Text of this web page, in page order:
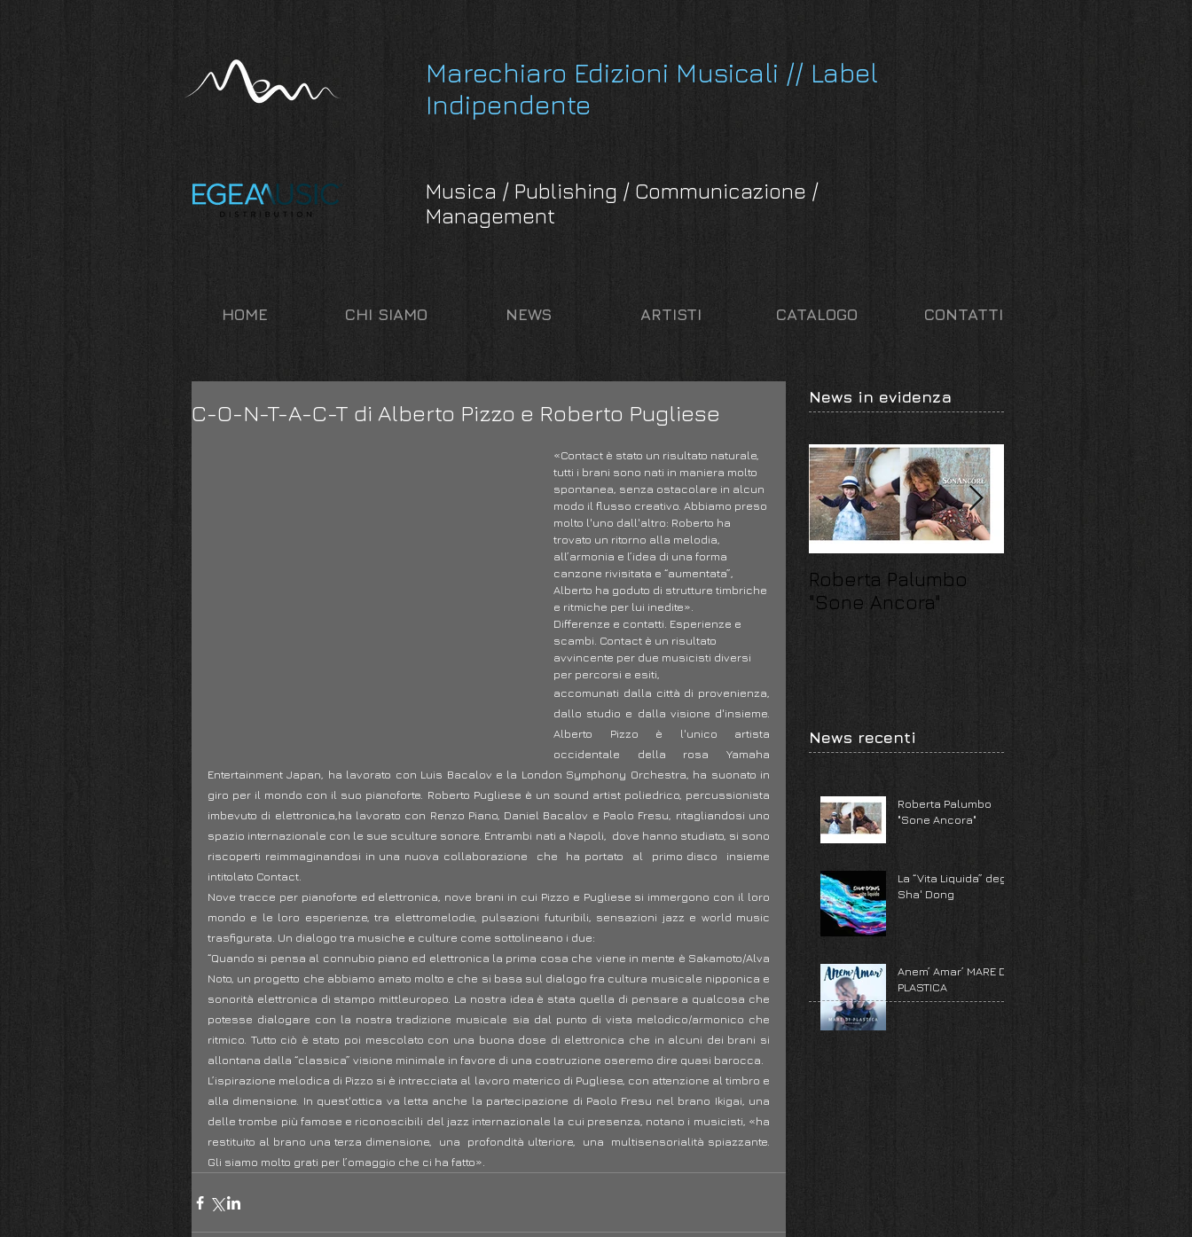
Marechiaro Edizioni Musicali // Label
Indipendente
Musica / Publishing / Communicazione /
Management
C-O-N-T-A-C-T di Alberto Pizzo e Roberto Pugliese
«Contact è stato un risultato naturale,
tutti i brani sono nati in maniera molto
spontanea, senza ostacolare in alcun
modo il flusso creativo. Abbiamo preso
molto l'uno dall'altro: Roberto ha
trovato un ritorno alla melodia,
all’armonia e l’idea di una forma
canzone rivisitata e “aumentata”,
Alberto ha goduto di strutture timbriche
e ritmiche per lui inedite».
Differenze e contatti. Esperienze e
scambi. Contact è un risultato
avvincente per due musicisti diversi
per percorsi e esiti,
accomunati dalla città di provenienza,
dallo studio e dalla visione d'insieme.
Alberto Pizzo è l'unico artista
occidentale della rosa Yamaha
Entertainment Japan, ha lavorato con Luis Bacalov e la London Symphony Orchestra, ha suonato in
giro per il mondo con il suo pianoforte. Roberto Pugliese è un sound artist poliedrico, percussionista
imbevuto di elettronica,ha lavorato con Renzo Piano, Daniel Bacalov e Paolo Fresu, ritagliandosi uno
spazio internazionale con le sue sculture sonore. Entrambi nati a Napoli,  dove hanno studiato, si sono
riscoperti reimmaginandosi in una nuova collaborazione  che  ha portato  al  primo disco  insieme
intitolato Contact.
Nove tracce per pianoforte ed elettronica, nove brani in cui Pizzo e Pugliese si immergono con il loro
mondo e le loro esperienze, tra elettromelodie, pulsazioni futuribili, sensazioni jazz e world music
trasfigurata. Un dialogo tra musiche e culture come sottolineano i due:
“Quando si pensa al connubio piano ed elettronica la prima cosa che viene in mente è Sakamoto/Alva
Noto, un progetto che abbiamo amato molto e che si basa sul dialogo fra cultura musicale nipponica e
sonorità elettronica di stampo mittleuropeo. La nostra idea è stata quella di pensare a qualcosa che
potesse dialogare con la nostra tradizione musicale sia dal punto di vista melodico/armonico che
ritmico. Tutto ciò è stato poi mescolato con una buona dose di elettronica che in alcuni dei brani si
allontana dalla “classica” visione minimale in favore di una costruzione oseremo dire quasi barocca.
L’ispirazione melodica di Pizzo si è intrecciata al lavoro materico di Pugliese, con attenzione al timbro e
alla dimensione. In quest'ottica va letta anche la partecipazione di Paolo Fresu nel brano Ikigai, una
delle trombe più famose e riconoscibili del jazz internazionale la cui presenza, notano i musicisti, «ha
restituito al brano una terza dimensione,  una  profondità ulteriore,  una  multisensorialità spiazzante.
Gli siamo molto grati per l’omaggio che ci ha fatto».
News in evidenza
Roberta Palumbo
"Sone Ancora"
News recenti
Roberta Palumbo
"Sone Ancora"
La “Vita Liquida” degli
Sha' Dong
Anem’ Amar’ MARE DI
PLASTICA
HOME CHI SIAMO NEWS ARTISTI CATALOGO CONTATTI